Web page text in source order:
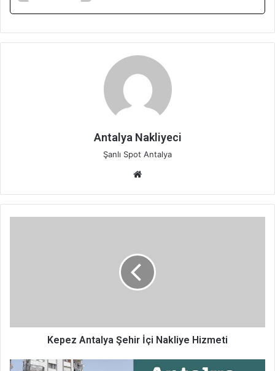
Antalya Nakliyeci
Şanlı Spot Antalya
Kepez Antalya Şehir İçi Nakliye Hizmeti
KÜÇÜK